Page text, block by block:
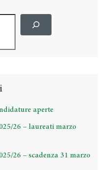
aperte
26 – laureati marzo
26 – scadenza 31 marzo